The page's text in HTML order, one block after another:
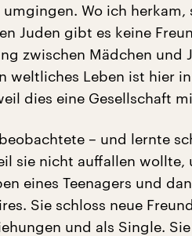
Wo ich
Juden gibt es keine
zwischen Mädchen und
weltliches Leben ist hier
dies eine Gesellschaft
– und lernte
sie nicht auffallen
eines Teenagers und
Sie schloss neue
und als Single.